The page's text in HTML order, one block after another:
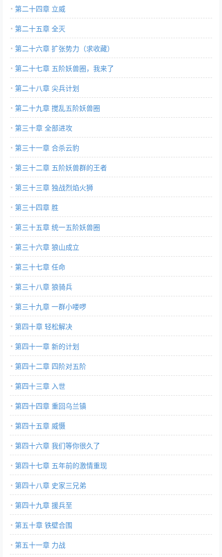
第二十四章 立威
第二十五章 全灭
第二十六章 扩张势力（求收藏）
第二十七章 五阶妖兽圈，我来了
第二十八章 尖兵计划
第二十九章 搅乱五阶妖兽圈
第三十章 全部进攻
第三十一章 合杀云豹
第三十二章 五阶妖兽群的王者
第三十三章 独战烈焰火狮
第三十四章 胜
第三十五章 统一五阶妖兽圈
第三十六章 狼山成立
第三十七章 任命
第三十八章 狼骑兵
第三十九章 一群小喽啰
第四十章 轻松解决
第四十一章 新的计划
第四十二章 四阶对五阶
第四十三章 入世
第四十四章 重回乌兰镇
第四十五章 威慑
第四十六章 我们等你很久了
第四十七章 五年前的激情重现
第四十八章 史家三兄弟
第四十九章 援兵至
第五十章 铁壁合围
第五十一章 力战